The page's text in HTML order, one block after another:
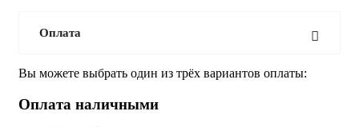
Оплата
Вы можете выбрать один из трёх вариантов оплаты:
Оплата наличными